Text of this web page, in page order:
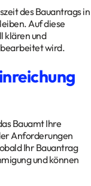
des Bauantrags in
Auf diese
klären und
bearbeitet wird.
Bauamt Ihre
Anforderungen
Ihr Bauantrag
und können